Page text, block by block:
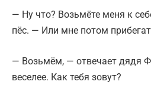
— Ну что? Возьмёте меня к
пёс. — Или мне потом
— Возьмём, — отвечает дядя
веселее. Как тебя зовут?